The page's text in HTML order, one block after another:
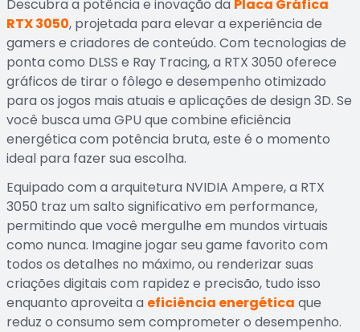
Descubra a potência e inovação da Placa Gráfica
RTX 3050, projetada para elevar a experiência de
gamers e criadores de conteúdo. Com tecnologias de
ponta como DLSS e Ray Tracing, a RTX 3050 oferece
gráficos de tirar o fôlego e desempenho otimizado
para os jogos mais atuais e aplicações de design 3D. Se
você busca uma GPU que combine eficiência
energética com potência bruta, este é o momento
ideal para fazer sua escolha.
Equipado com a arquitetura NVIDIA Ampere, a RTX
3050 traz um salto significativo em performance,
permitindo que você mergulhe em mundos virtuais
como nunca. Imagine jogar seu game favorito com
todos os detalhes no máximo, ou renderizar suas
criações digitais com rapidez e precisão, tudo isso
enquanto aproveita a eficiência energética que
reduz o consumo sem comprometer o desempenho.